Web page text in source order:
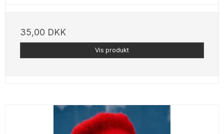
35,00 DKK
Vis produkt